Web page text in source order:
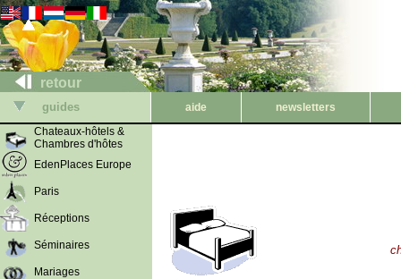
retour
guides aide
newsletters
Chateaux-hôtels &
Chambres d'hôtes
EdenPlaces Europe
Paris
Réceptions
Séminaires
Mariages